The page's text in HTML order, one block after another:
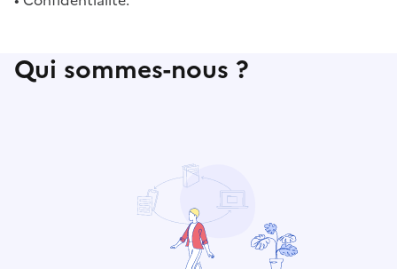
Qui sommes-nous ?